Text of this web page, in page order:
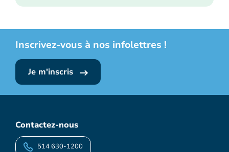
Inscrivez-vous à nos infolettres !
Je m'inscris
Contactez-nous
514 630-1200